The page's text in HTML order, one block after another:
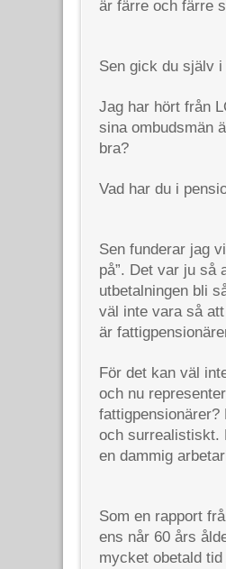
är färre och färre
Sen gick du själv
Jag har hört från
sina ombudsmän
bra?
Vad har du i
Sen funderar jag
på”. Det var ju så
utbetalningen bli
väl inte vara så
är
För det kan väl
och nu
och surrealistiskt.
en dammig
Som en rapport
ens når 60 års
mycket obetald